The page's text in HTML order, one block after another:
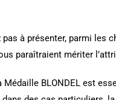
pas à présenter, parmi les
paraîtraient mériter
Médaille BLONDEL est